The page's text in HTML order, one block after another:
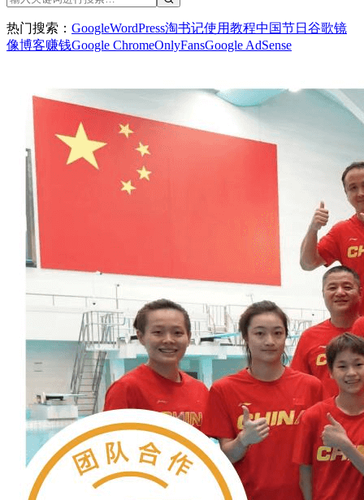
热门搜索： GoogleWordPress淘书记使用教程中国节日 谷歌镜
像博客赚钱Google ChromeOnlyFansGoogle AdSense